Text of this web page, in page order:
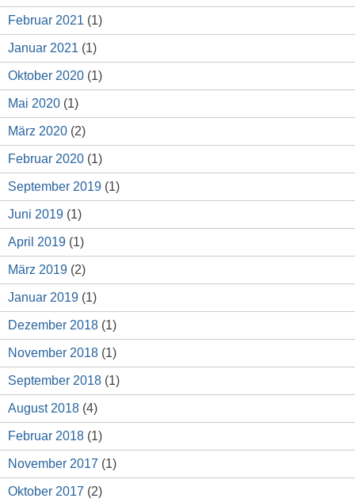
Februar 2021 (1)
Januar 2021 (1)
Oktober 2020 (1)
Mai 2020 (1)
März 2020 (2)
Februar 2020 (1)
September 2019 (1)
Juni 2019 (1)
April 2019 (1)
März 2019 (2)
Januar 2019 (1)
Dezember 2018 (1)
November 2018 (1)
September 2018 (1)
August 2018 (4)
Februar 2018 (1)
November 2017 (1)
Oktober 2017 (2)